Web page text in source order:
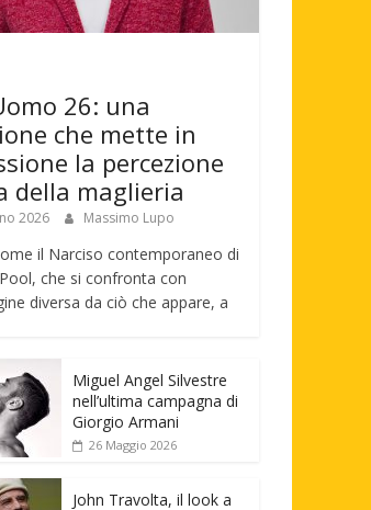
26: una
che mette in
la percezione
della maglieria
2026 Massimo Lupo
il Narciso contemporaneo di
che si confronta con
diversa da ciò che appare, a
Miguel Angel Silvestre
nell’ultima campagna di
Giorgio Armani
26 Maggio 2026
John Travolta, il look a